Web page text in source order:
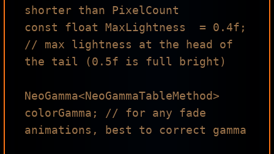
shorter than PixelCount
const float MaxLightness  = 0.4f;
// max lightness at the head of
the tail (0.5f is full bright)
NeoGamma<NeoGammaTableMethod>
colorGamma; // for any fade
animations, best to correct gamma